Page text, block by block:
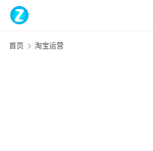
首页 淘宝运营